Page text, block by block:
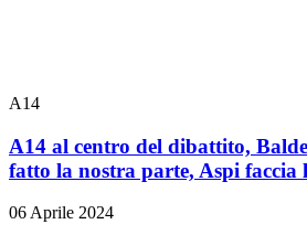
A14
A14 al centro del dibattito,
fatto la nostra parte, Aspi faccia
06 Aprile 2024